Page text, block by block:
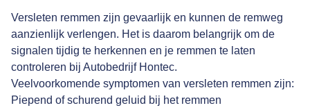
Versleten remmen zijn gevaarlijk en kunnen de remweg
aanzienlijk verlengen. Het is daarom belangrijk om de
signalen tijdig te herkennen en je remmen te laten
controleren bij Autobedrijf Hontec.
Veelvoorkomende symptomen van versleten remmen zijn:
Piepend of schurend geluid bij het remmen